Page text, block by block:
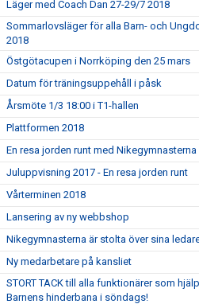
Läger med Coach Dan 27-29/7 2018
Sommarlovsläger för alla Barn- och
2018
Östgötacupen i Norrköping den 25 mars
Datum för träningsuppehåll i påsk
Årsmöte 1/3 18:00 i T1-hallen
Plattformen 2018
En resa jorden runt med Nikegymnasterna
Juluppvisning 2017 - En resa jorden runt
Vårterminen 2018
Lansering av ny webbshop
Nikegymnasterna är stolta över sina
Ny medarbetare på kansliet
STORT TACK till alla funktionärer som
Barnens hinderbana i söndags!